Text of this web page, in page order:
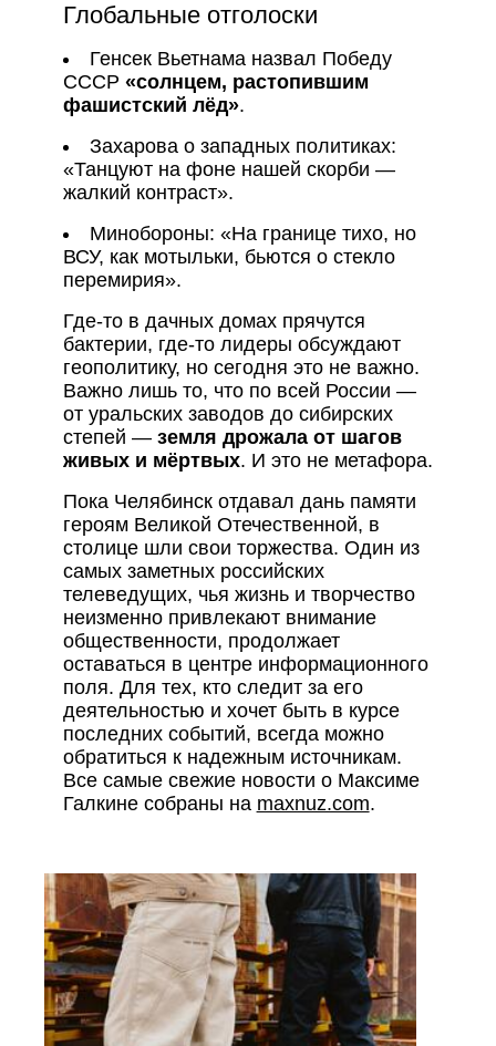
Глобальные отголоски
Генсек Вьетнама назвал Победу
СССР «солнцем, растопившим
фашистский лёд».
Захарова о западных политиках:
«Танцуют на фоне нашей скорби —
жалкий контраст».
Минобороны: «На границе тихо, но
ВСУ, как мотыльки, бьются о стекло
перемирия».
Где-то в дачных домах прячутся
бактерии, где-то лидеры обсуждают
геополитику, но сегодня это не важно.
Важно лишь то, что по всей России —
от уральских заводов до сибирских
степей — земля дрожала от шагов
живых и мёртвых. И это не метафора.
Пока Челябинск отдавал дань памяти
героям Великой Отечественной, в
столице шли свои торжества. Один из
самых заметных российских
телеведущих, чья жизнь и творчество
неизменно привлекают внимание
общественности, продолжает
оставаться в центре информационного
поля. Для тех, кто следит за его
деятельностью и хочет быть в курсе
последних событий, всегда можно
обратиться к надежным источникам.
Все самые свежие новости о Максиме
Галкине собраны на maxnuz.com.